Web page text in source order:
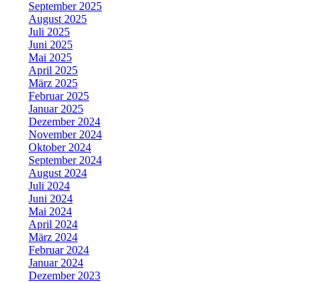
September 2025
August 2025
Juli 2025
Juni 2025
Mai 2025
April 2025
März 2025
Februar 2025
Januar 2025
Dezember 2024
November 2024
Oktober 2024
September 2024
August 2024
Juli 2024
Juni 2024
Mai 2024
April 2024
März 2024
Februar 2024
Januar 2024
Dezember 2023